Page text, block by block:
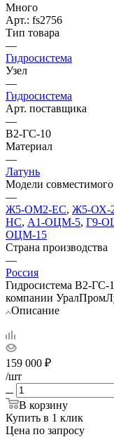
Много
Арт.: fs2756
Тип товара
—
Гидросистема
Узел
—
Гидросистема
Арт. поставщика
—
В2-ГС-10
Материал
—
Латунь
Модели
—
Ж5-ОМ2-ЕС, Ж5-ОХ-
НС, А1-ОЦМ-5, Г9-
ОЦМ-15
Страна производства
—
Россия
Гидросистема В2-ГС-
компании
Описание
159 000 ₽
/шт
В корзину
Купить в 1 клик
Цена по запросу